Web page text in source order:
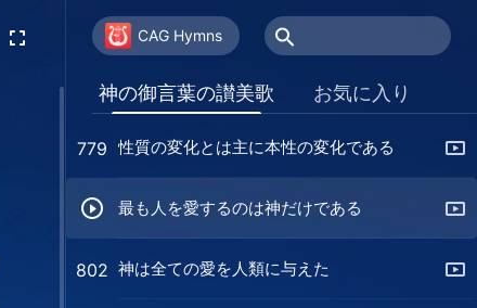
CAG Hymns
神の御言葉の讃美歌 お気に入り
720 神は決意のある者を好む
766 神が人のために為すことは全て誠実である
779 性質の変化とは主に本性の変化である
最も人を愛するのは神だけである
802 神は全ての愛を人類に与えた